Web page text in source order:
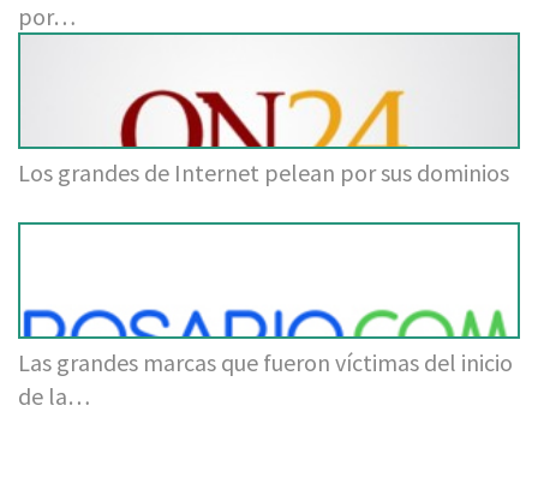
por…
Los grandes de Internet pelean por sus dominios
Las grandes marcas que fueron víctimas del inicio
de la…